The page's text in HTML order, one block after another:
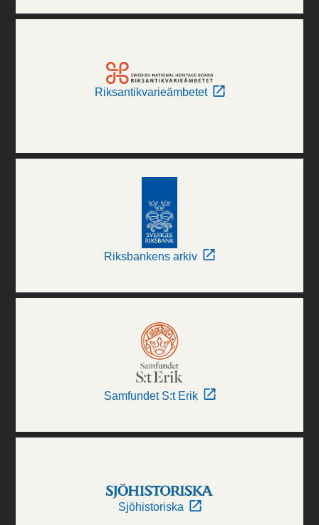
Riksantikvarieämbetet
Riksbankens arkiv
Samfundet S:t Erik
Sjöhistoriska